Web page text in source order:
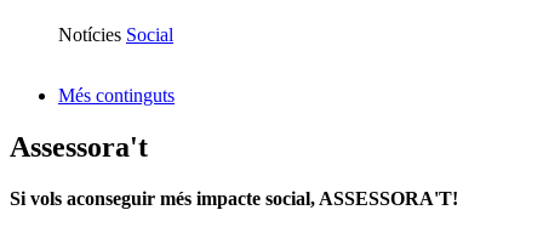
Notícies Social
Més continguts
Assessora't
Si vols aconseguir més impacte social, ASSESSORA'T!